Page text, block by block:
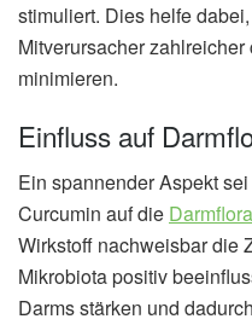
stimuliert. Dies helfe
Mitverursacher
minimieren.
Einfluss auf
Ein spannender Aspekt
Curcumin auf die Darmflora
Wirkstoff nachweisbar die
Mikrobiota positiv
Darms stärken und